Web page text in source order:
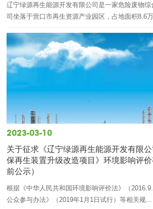
辽宁绿源再生能源开发有限公司是一家危险废物
司坐落于营口市再生资源产业园区，占地面积8.6
2023-03-10
关于征求《辽宁绿源再生能源开发有限
保再生装置升级改造项目》环境影响评
前公示）
根据《中华人民共和国环境影响评价法》（
公众参与办法》（2019年1月1日试行）等相关规...